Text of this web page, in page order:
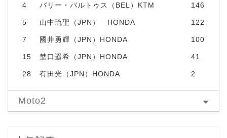
4 バリー・バルトゥス（BEL）KTM 146
5 山中琉聖（JPN） HONDA 122
7 國井勇輝（JPN）HONDA 100
15 埜口遥希（JPN）HONDA 41
28 有田光（JPN）HONDA 2
Moto2